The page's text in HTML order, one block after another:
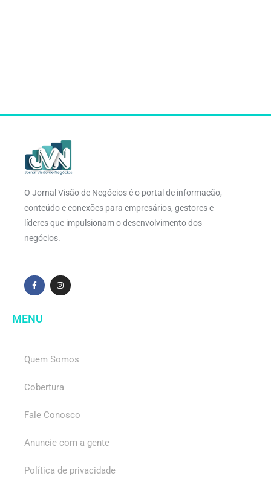
O Jornal Visão de Negócios é o portal de informação,
conteúdo e conexões para empresários, gestores e
líderes que impulsionam o desenvolvimento dos
negócios.
MENU
Quem Somos
Cobertura
Fale Conosco
Anuncie com a gente
Política de privacidade